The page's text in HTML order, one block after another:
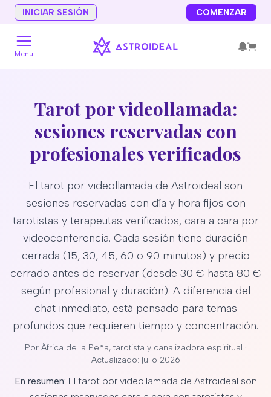
INICIAR SESIÓN COMENZAR
Menu
Tarot por videollamada:
sesiones reservadas con
profesionales verificados
El tarot por videollamada de Astroideal son
sesiones reservadas con día y hora fijos con
tarotistas y terapeutas verificados, cara a cara por
videoconferencia. Cada sesión tiene duración
cerrada (15, 30, 45, 60 o 90 minutos) y precio
cerrado antes de reservar (desde 30 € hasta 80 €
según profesional y duración). A diferencia del
chat inmediato, está pensado para temas
profundos que requieren tiempo y concentración.
Por África de la Peña, tarotista y canalizadora espiritual ·
Actualizado: julio 2026
En resumen: El tarot por videollamada de Astroideal son